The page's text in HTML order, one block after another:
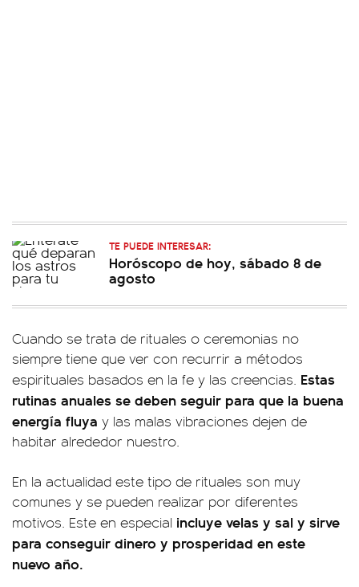
TE PUEDE INTERESAR:
Horóscopo de hoy, sábado 8 de
agosto
Cuando se trata de rituales o ceremonias no
siempre tiene que ver con recurrir a métodos
espirituales basados en la fe y las creencias. Estas
rutinas anuales se deben seguir para que la buena
energía fluya y las malas vibraciones dejen de
habitar alrededor nuestro.
En la actualidad este tipo de rituales son muy
comunes y se pueden realizar por diferentes
motivos. Este en especial incluye velas y sal y sirve
para conseguir dinero y prosperidad en este
nuevo año.